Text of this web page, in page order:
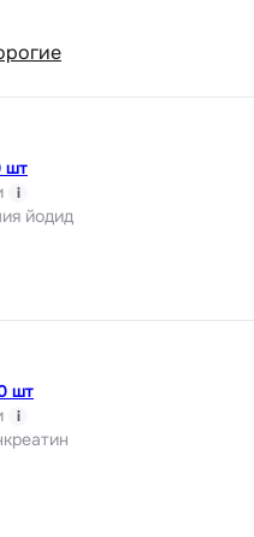
шт
i
йодид
шт
i